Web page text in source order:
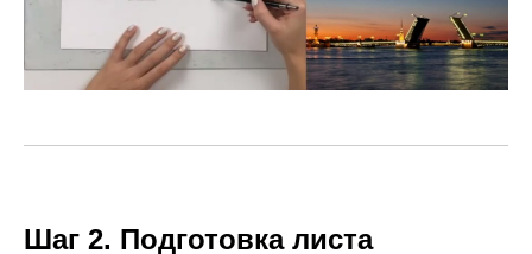
Шаг 2. Подготовка листа